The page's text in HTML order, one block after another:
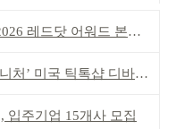
드닷 어워드 본상 2개 수상
국 틱톡샵 디바이스 부문 1위
입주기업 15개사 모집